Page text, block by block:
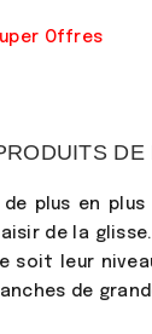
Offres
plus en
de la
soit leur
de